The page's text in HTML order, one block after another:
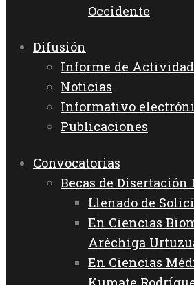
Occidente
Difusión
Informe de
Noticias
Informativo
Publicaciones
Convocatorias
Becas de Disertación
Llenado de
En Ciencias
Aréchiga
En Ciencias